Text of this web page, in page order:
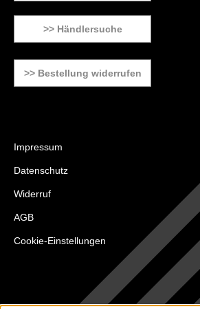
>> Händlersuche
>> Bestellung widerrufen
Impressum
Datenschutz
Widerruf
AGB
Cookie-Einstellungen